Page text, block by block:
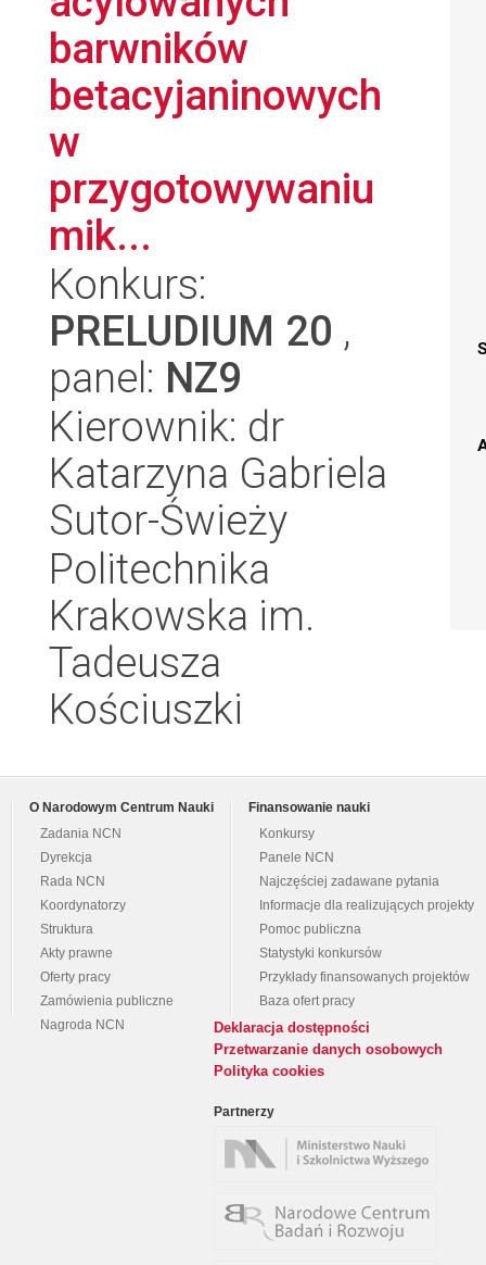
barwników
betacyjaninowych
w
przygotowywaniu
mik...
Konkurs:
PRELUDIUM 20 ,
panel: NZ9
Kierownik: dr
Katarzyna Gabriela
Sutor-Świeży
Politechnika
Krakowska im.
Tadeusza
Kościuszki
O Narodowym Centrum Nauki
Zadania NCN
Dyrekcja
Rada NCN
Koordynatorzy
Struktura
Akty prawne
Oferty pracy
Zamówienia publiczne
Nagroda NCN
Finansowanie nauki
Konkursy
Panele NCN
Najczęściej zadawane pytania
Informacje dla realizujących projekty
Pomoc publiczna
Statystyki konkursów
Przykłady finansowanych projektów
Baza ofert pracy
Deklaracja dostępności
Przetwarzanie danych osobowych
Polityka cookies
Partnerzy